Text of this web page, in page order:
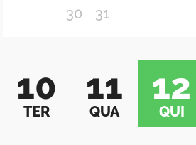
30
31
10
TER
11
QUA
12
QUI